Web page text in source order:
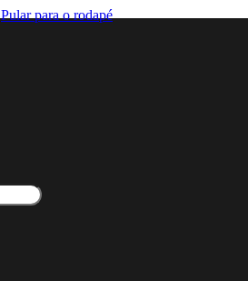
Pular para o rodapé